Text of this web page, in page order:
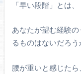
「早い段階」とは
あなたが望む経験
るものはないだろう
腰が重いと感じた